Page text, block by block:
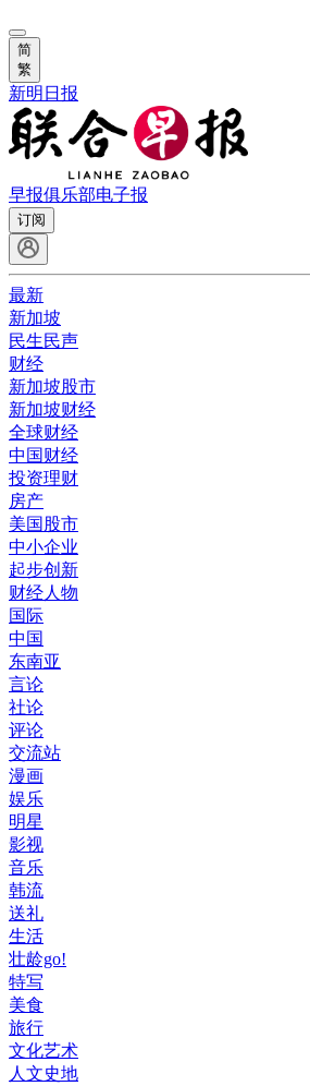
简
繁
新明日报
早报俱乐部电子报
订阅
最新
新加坡
民生民声
财经
新加坡股市
新加坡财经
全球财经
中国财经
投资理财
房产
美国股市
中小企业
起步创新
财经人物
国际
中国
东南亚
言论
社论
评论
交流站
漫画
娱乐
明星
影视
音乐
韩流
送礼
生活
壮龄go!
特写
美食
旅行
文化艺术
人文史地